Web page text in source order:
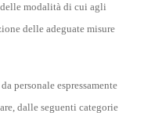
modalità di cui agli
delle adeguate misure
personale espressamente
dalle seguenti categorie